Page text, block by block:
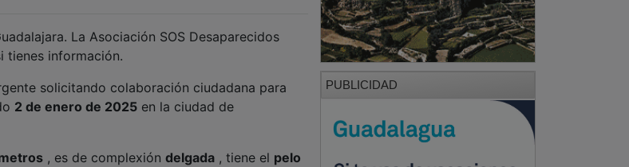
La Asociación SOS Desaparecidos
tienes información.
solicitando colaboración ciudadana para
2 de enero de 2025 en la ciudad de
, es de complexión delgada , tiene el pelo
PUBLICIDAD